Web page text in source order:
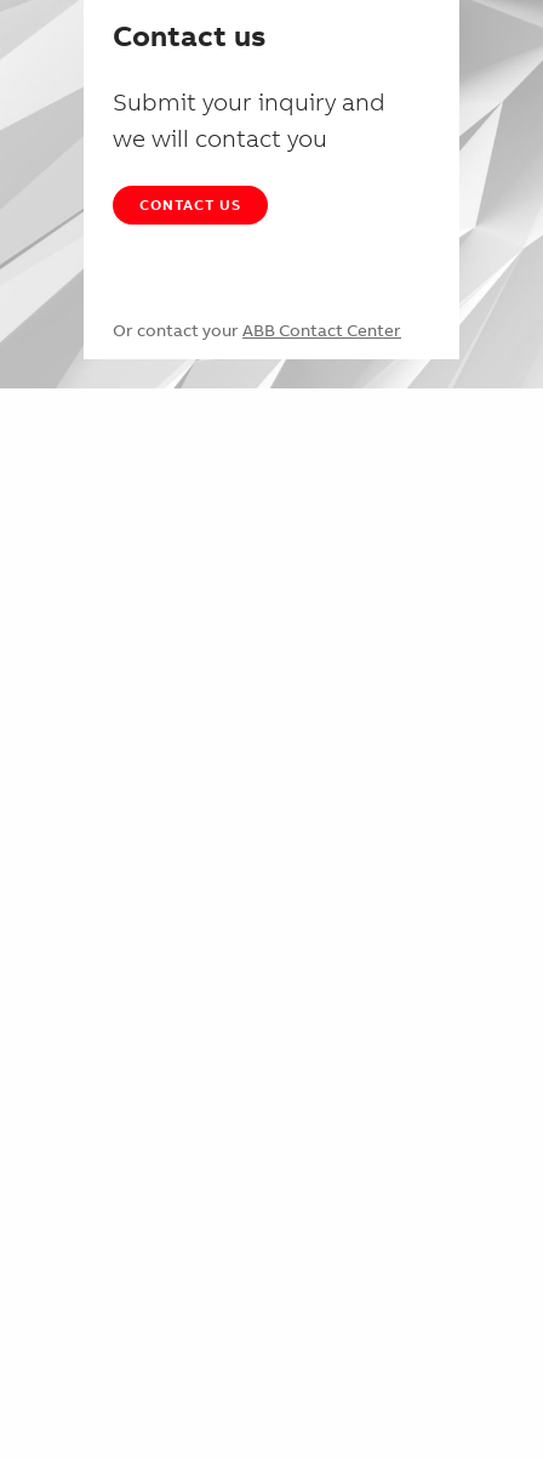
Contact us
Submit your inquiry and
we will contact you
CONTACT US
Or contact your ABB Contact Center